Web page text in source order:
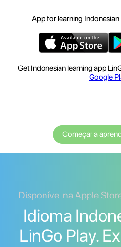
App for learning Indonesian
Get Indonesian learning app
Google
Começar a
Disponível na Apple
Idioma
LinGo Play.